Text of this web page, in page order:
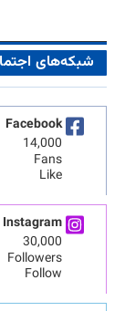
شبکه‌های
Facebook
14,000
Fans
Like
Instagram
30,000
Followers
Follow